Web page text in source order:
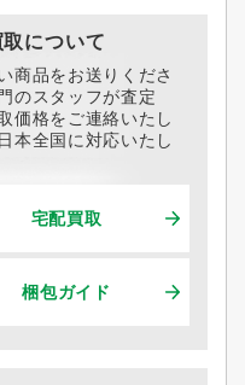
について
商品をお送りくださ
のスタッフが査定
価格をご連絡いたし
本全国に対応いたし
宅配買取
梱包ガイド